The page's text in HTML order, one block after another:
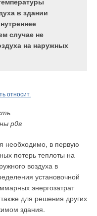
в здании
случае не
на наружных
р0в
необходимо, в первую
потерь теплоты на
воздуха в
установочной
энергозатрат
для решения других
здания.
приборы
действия,
и по
для них
при выпуске из
во время
метрологического
используемых
коммунальном
из состава
(в первую очередь —
мероприятий,
инженерных
в
комфорта,
от